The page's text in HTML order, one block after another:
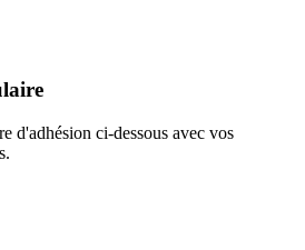
d'adhésion ci-dessous avec vos